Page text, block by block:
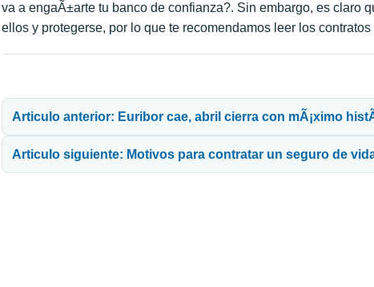
va a engaÃ±arte tu banco de confianza?. Sin embargo, es claro
ellos y protegerse, por lo que te recomendamos leer los
Articulo anterior: Euribor cae, abril cierra con mÃ¡ximo
Articulo siguiente: Motivos para contratar un seguro de